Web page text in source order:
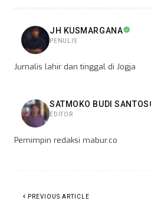
JH KUSMARGANA
PENULIS
Jurnalis lahir dan tinggal di Jogja
SATMOKO BUDI
EDITOR
Pemimpin redaksi mabur.co
PREVIOUS ARTICLE